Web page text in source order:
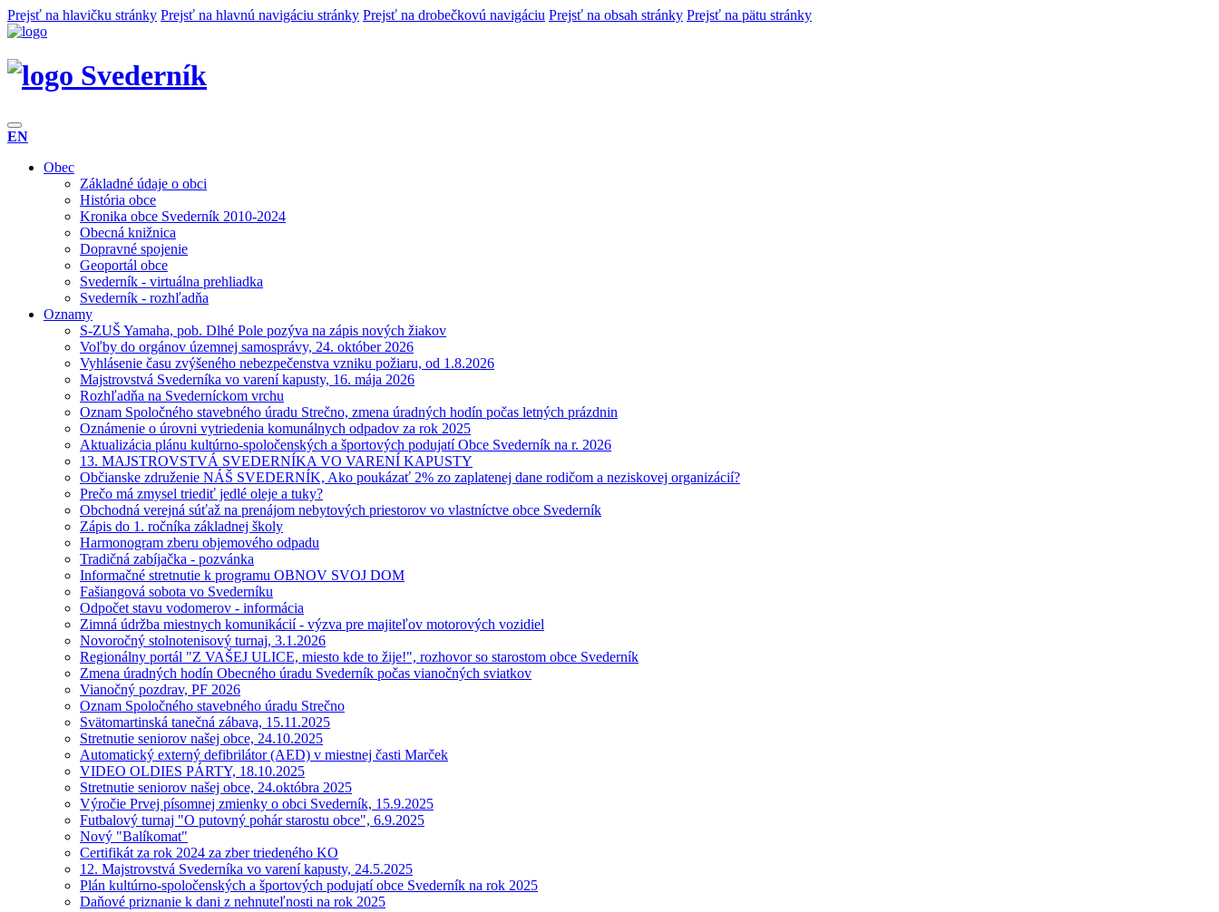
Prejsť na hlavičku stránky Prejsť na hlavnú navigáciu stránky Prejsť na drobečkovú navigáciu Prejsť na obsah stránky Prejsť na pätu stránky
Svederník
EN
Obec
Základné údaje o obci
História obce
Kronika obce Svederník 2010-2024
Obecná knižnica
Dopravné spojenie
Geoportál obce
Svederník - virtuálna prehliadka
Svederník - rozhľadňa
Oznamy
S-ZUŠ Yamaha, pob. Dlhé Pole pozýva na zápis nových žiakov
Voľby do orgánov územnej samosprávy, 24. október 2026
Vyhlásenie času zvýšeného nebezpečenstva vzniku požiaru, od 1.8.2026
Majstrovstvá Svederníka vo varení kapusty, 16. mája 2026
Rozhľadňa na Svederníckom vrchu
Oznam Spoločného stavebného úradu Strečno, zmena úradných hodín počas letných prázdnin
Oznámenie o úrovni vytriedenia komunálnych odpadov za rok 2025
Aktualizácia plánu kultúrno-spoločenských a športových podujatí Obce Svederník na r. 2026
13. MAJSTROVSTVÁ SVEDERNÍKA VO VARENÍ KAPUSTY
Občianske združenie NÁŠ SVEDERNÍK, Ako poukázať 2% zo zaplatenej dane rodičom a neziskovej organizácií?
Prečo má zmysel triediť jedlé oleje a tuky?
Obchodná verejná súťaž na prenájom nebytových priestorov vo vlastníctve obce Svederník
Zápis do 1. ročníka základnej školy
Harmonogram zberu objemového odpadu
Tradičná zabíjačka - pozvánka
Informačné stretnutie k programu OBNOV SVOJ DOM
Fašiangová sobota vo Svederníku
Odpočet stavu vodomerov - informácia
Zimná údržba miestnych komunikácií - výzva pre majiteľov motorových vozidiel
Novoročný stolnotenisový turnaj, 3.1.2026
Regionálny portál "Z VAŠEJ ULICE, miesto kde to žije!", rozhovor so starostom obce Svederník
Zmena úradných hodín Obecného úradu Svederník počas vianočných sviatkov
Vianočný pozdrav, PF 2026
Oznam Spoločného stavebného úradu Strečno
Svätomartinská tanečná zábava, 15.11.2025
Stretnutie seniorov našej obce, 24.10.2025
Automatický externý defibrilátor (AED) v miestnej časti Marček
VIDEO OLDIES PÁRTY, 18.10.2025
Stretnutie seniorov našej obce, 24.októbra 2025
Výročie Prvej písomnej zmienky o obci Svederník, 15.9.2025
Futbalový turnaj "O putovný pohár starostu obce", 6.9.2025
Nový "Balíkomat"
Certifikát za rok 2024 za zber triedeného KO
12. Majstrovstvá Svederníka vo varení kapusty, 24.5.2025
Plán kultúrno-spoločenských a športových podujatí obce Svederník na rok 2025
Daňové priznanie k dani z nehnuteľnosti na rok 2025